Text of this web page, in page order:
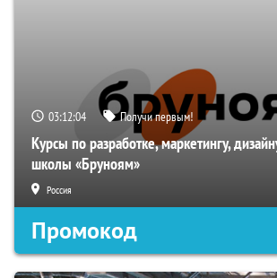
03:12:03 Получи первым!
Курсы по разработке, маркетингу,
школы «Бруноям»
Россия
Промокод